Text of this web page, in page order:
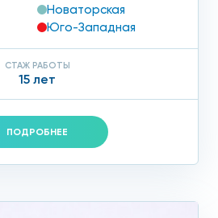
Новаторская
Юго-Западная
СТАЖ РАБОТЫ
15 лет
ПОДРОБНЕЕ